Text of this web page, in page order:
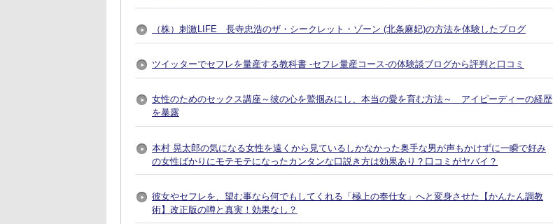
（株）刺激LIFE 長寺忠浩のザ・シークレット・ゾーン (北条麻妃)の方法を体験したブログ
ツイッターでセフレを量産する教科書 -セフレ量産コース-の体験談ブログから評判と口コミ
女性のためのセックス講座～彼の心を鷲掴みにし、本当の愛を育む方法～ アイピーディーの経歴
を暴露
本村 晃太郎の気になる女性を遠くから見ているしかなかった奥手な男が声もかけずに一瞬で好み
の女性ばかりにモテモテになったカンタンな口説き方は効果あり？口コミがヤバイ？
彼女やセフレを、望む事なら何でもしてくれる「極上の奉仕女」へと変身させた【かんたん調教
術】改正版の噂と真実！効果なし？